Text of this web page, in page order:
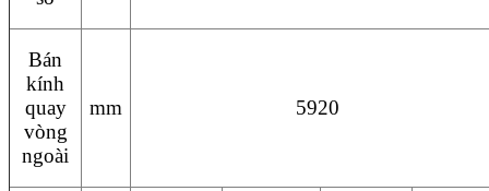
Bán
kính
quay
vòng
ngoài
mm 5920